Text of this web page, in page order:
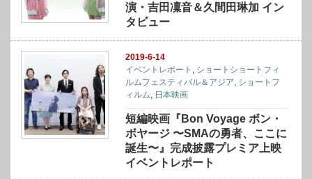
演・吉田凜音＆久間田琳加 イン
タビュー
2019-6-14
イベントレポート
ショートショートフィ
ルムフェスティバル＆アジア ショートフ
ィルム
日本映画
短編映画『Bon Voyage ボン・
ボヤージ 〜SMAの勇者、ここに
誕⽣〜』完成披露プレミア上映
イベントレポート